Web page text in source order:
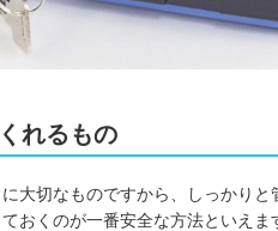
れるもの
大切なものですから、しっかりと
おくのが一番安全な方法といえま